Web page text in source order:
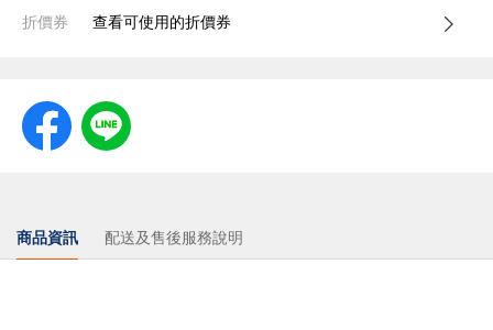
折價券 查看可使用的折價券
商品資訊 配送及售後服務說明